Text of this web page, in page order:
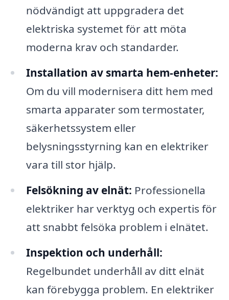
nödvändigt att uppgradera det
elektriska systemet för att möta
moderna krav och standarder.
Installation av smarta hem-enheter:
Om du vill modernisera ditt hem med
smarta apparater som termostater,
säkerhetssystem eller
belysningsstyrning kan en elektriker
vara till stor hjälp.
Felsökning av elnät: Professionella
elektriker har verktyg och expertis för
att snabbt felsöka problem i elnätet.
Inspektion och underhåll:
Regelbundet underhåll av ditt elnät
kan förebygga problem. En elektriker